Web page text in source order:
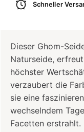
Schneller
Dieser Ghom-
Naturseide,
höchster
verzaubert die
sie eine
wechselndem
Facetten